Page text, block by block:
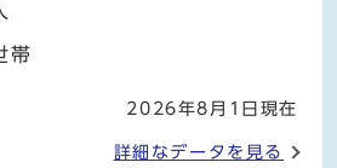
帯
2026年8月1日現在
詳細なデータを見る